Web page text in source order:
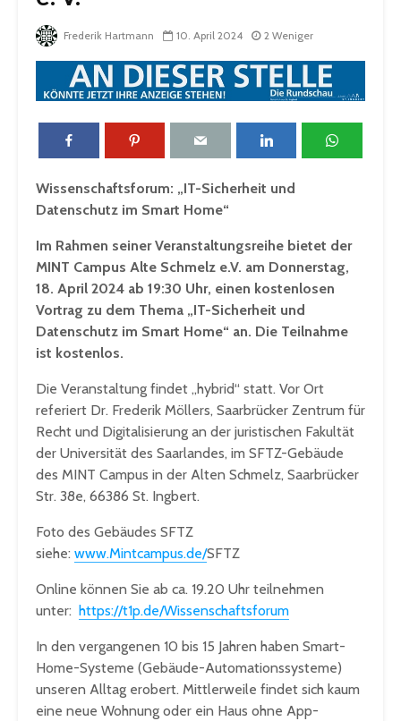
Frederik Hartmann 10. April 2024 2 Weniger
Wissenschaftsforum: „IT-Sicherheit und
Datenschutz im Smart Home“
Im Rahmen seiner Veranstaltungsreihe bietet der
MINT Campus Alte Schmelz e.V. am Donnerstag,
18. April 2024 ab 19:30 Uhr, einen kostenlosen
Vortrag zu dem Thema „IT-Sicherheit und
Datenschutz im Smart Home“ an. Die Teilnahme
ist kostenlos.
Die Veranstaltung findet „hybrid“ statt. Vor Ort
referiert Dr. Frederik Möllers, Saarbrücker Zentrum für
Recht und Digitalisierung an der juristischen Fakultät
der Universität des Saarlandes, im SFTZ-Gebäude
des MINT Campus in der Alten Schmelz, Saarbrücker
Str. 38e, 66386 St. Ingbert.
Foto des Gebäudes SFTZ
siehe: www.Mintcampus.de/SFTZ
Online können Sie ab ca. 19.20 Uhr teilnehmen
unter: https://t1p.de/Wissenschaftsforum
In den vergangenen 10 bis 15 Jahren haben Smart-
Home-Systeme (Gebäude-Automationssysteme)
unseren Alltag erobert. Mittlerweile findet sich kaum
eine neue Wohnung oder ein Haus ohne App-